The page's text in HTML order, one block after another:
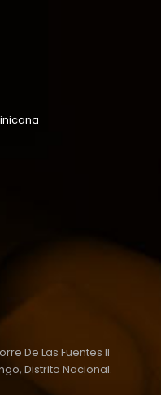
De Las Fuentes II
Distrito Nacional.